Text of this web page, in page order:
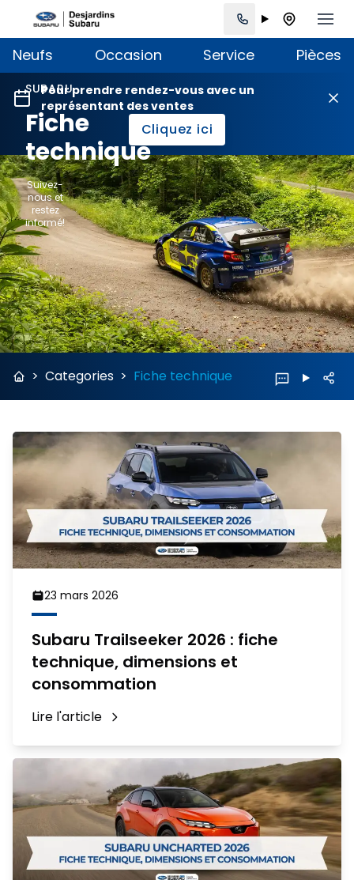
Neufs Occasion Service Pièces
Pour prendre rendez-vous avec un
représentant des ventes
Cliquez ici
SUBARU
Fiche
technique
Suivez-
nous et
restez
informé!
> Categories > Fiche technique
23 mars 2026
Subaru Trailseeker 2026 : fiche
technique, dimensions et
consommation
Lire l'article